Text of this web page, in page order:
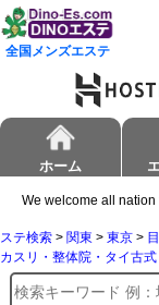
全国メンズエステ
ホーム
We welcome all
ステ検索 > 関東 > 東京 >
カスリ・整体院・タイ古